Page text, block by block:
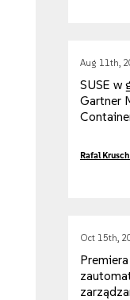
Aug 11th,
SUSE w
Gartner
Rafal
Oct 15th,